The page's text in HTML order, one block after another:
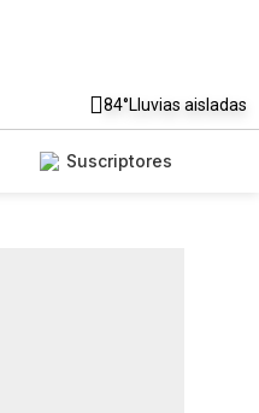
84°Lluvias aisladas
Suscriptores